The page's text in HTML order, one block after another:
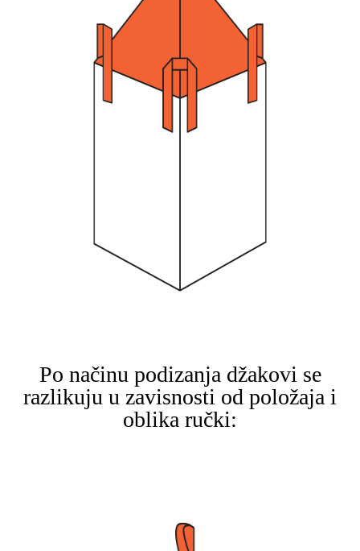
Po načinu podizanja džakovi se
razlikuju u zavisnosti od položaja i
oblika ručki: